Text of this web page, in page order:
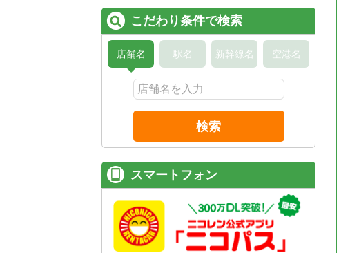
こだわり条件で検索
店舗名 駅名 新幹線名 空港名
検索
スマートフォン